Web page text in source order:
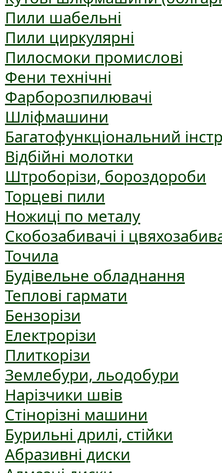
Пили шабельні
Пили циркулярні
Пилосмоки промислові
Фени технічні
Фарборозпилювачі
Шліфмашини
Багатофункціональний
Відбійні молотки
Штроборізи, бороздороби
Торцеві пили
Ножиці по металу
Скобозабивачі і
Точила
Будівельне обладнання
Теплові гармати
Бензорізи
Електрорізи
Плиткорізи
Землебури, льодобури
Нарізчики швів
Стінорізні машини
Бурильні дрилі, стійки
Абразивні диски